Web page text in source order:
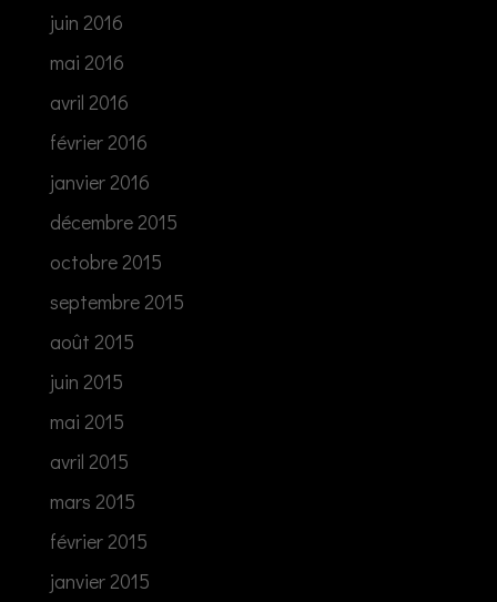
juin 2016
mai 2016
avril 2016
février 2016
janvier 2016
décembre 2015
octobre 2015
septembre 2015
août 2015
juin 2015
mai 2015
avril 2015
mars 2015
février 2015
janvier 2015